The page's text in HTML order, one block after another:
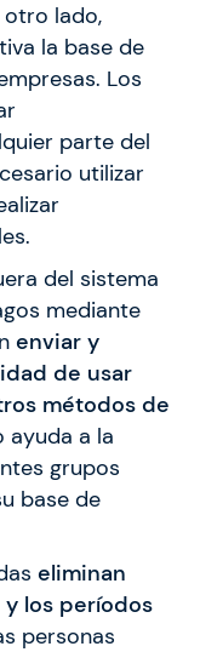
otro lado,
la base de
Los
parte del
utilizar
del sistema
mediante
enviar y
de usar
métodos de
ayuda a la
grupos
base de
eliminan
los períodos
personas